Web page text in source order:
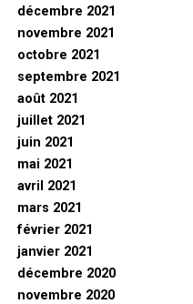
décembre 2021
novembre 2021
octobre 2021
septembre 2021
août 2021
juillet 2021
juin 2021
mai 2021
avril 2021
mars 2021
février 2021
janvier 2021
décembre 2020
novembre 2020